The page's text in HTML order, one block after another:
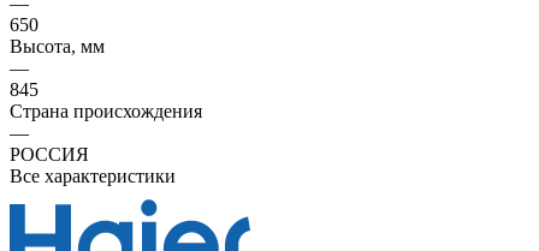
650
Высота, мм
—
845
Страна происхождения
—
РОССИЯ
Все характеристики